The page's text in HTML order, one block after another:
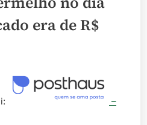
era deR$
–